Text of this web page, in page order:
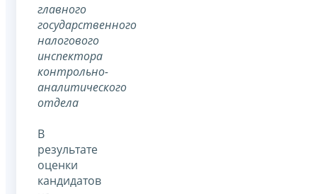
главного
государственного
налогового
инспектора
контрольно-
аналитического
отдела
В
результате
оценки
кандидатов